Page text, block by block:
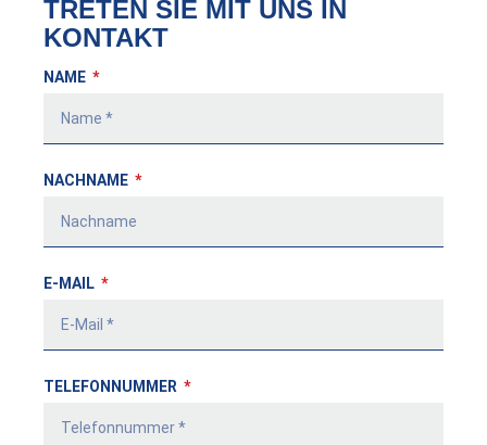
TRETEN SIE MIT UNS IN
KONTAKT
NAME
NACHNAME
E-MAIL
TELEFONNUMMER